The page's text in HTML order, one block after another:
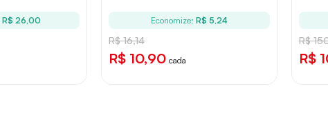
R$ 26,00 Economize: R$ 5,24
R$ 16,14
R$ 10,90 cada
R$
R$